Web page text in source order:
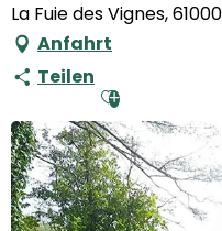
La Fuie des Vignes,
Anfahrt
Teilen Ajouter aux